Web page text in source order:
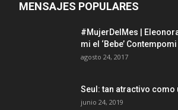
MENSAJES POPULARES
#MujerDelMes |
mi el ‘Bebe’
agosto 24, 2017
Seul: tan atractivo como
junio 24, 2019